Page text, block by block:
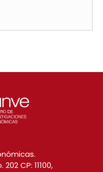
CP: 11100,